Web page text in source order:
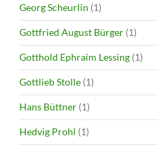
Georg Scheurlin (1)
Gottfried August Bürger (1)
Gotthold Ephraim Lessing (1)
Gottlieb Stolle (1)
Hans Büttner (1)
Hedvig Prohl (1)